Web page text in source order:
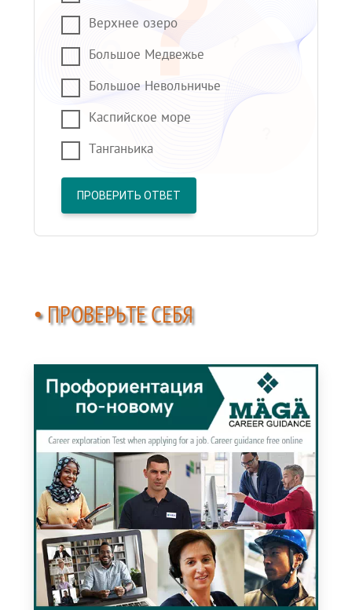
Верхнее озеро
Большое Медвежье
Большое Невольничье
Каспийское море
Танганьика
ПРОВЕРИТЬ ОТВЕТ
• ПРОВЕРЬТЕ СЕБЯ